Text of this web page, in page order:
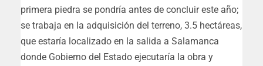
primera piedra se pondría antes de concluir este año;
se trabaja en la adquisición del terreno, 3.5 hectáreas,
que estaría localizado en la salida a Salamanca
donde Gobierno del Estado ejecutaría la obra y